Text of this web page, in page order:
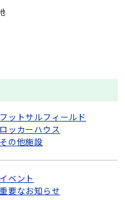
フットサルフィールド
ロッカーハウス
その他施設
イベント
重要なお知らせ